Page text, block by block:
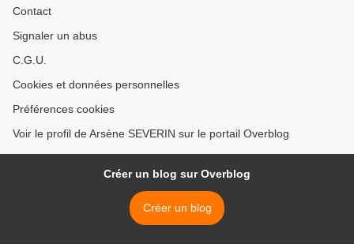
Contact
Signaler un abus
C.G.U.
Cookies et données personnelles
Préférences cookies
Voir le profil de Arsène SEVERIN sur le portail Overblog
Créer un blog sur Overblog
Créer un blog